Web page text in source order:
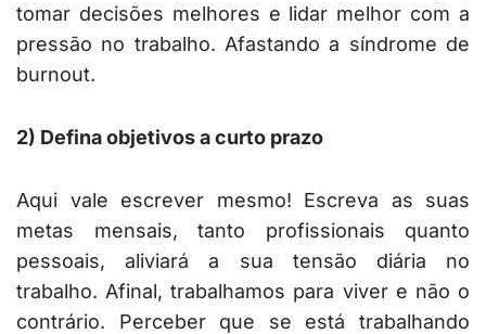
tomar decisões melhores e lidar melhor com a
pressão no trabalho. Afastando a síndrome de
burnout.
2) Defina objetivos a curto prazo
Aqui vale escrever mesmo! Escreva as suas
metas mensais, tanto profissionais quanto
pessoais, aliviará a sua tensão diária no
trabalho. Afinal, trabalhamos para viver e não o
contrário. Perceber que se está trabalhando